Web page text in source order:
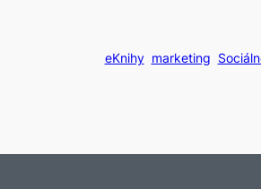
eKnihy marketing